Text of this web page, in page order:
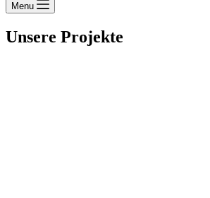
Menu
Unsere Projekte